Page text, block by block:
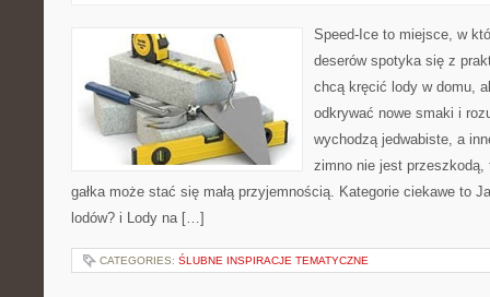
Speed-Ice to miejsce, w
deserów spotyka się z
chcą kręcić lody w domu,
odkrywać nowe smaki i
wychodzą jedwabiste, a
zimno nie jest
gałka może stać się małą przyjemnością. Kategorie ciekawe to
lodów? i Lody na […]
CATEGORIES: ŚLUBNE INSPIRACJE TEMATYCZNE